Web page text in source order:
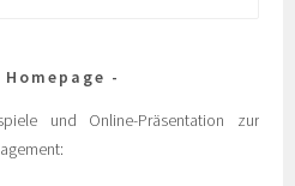
Homepage
und Online-Präsentation zur